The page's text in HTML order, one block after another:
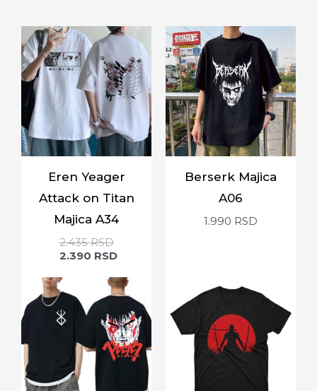
Eren Yeager
Attack on Titan
Majica A34
2.435RSD
2.390 RSD
Berserk Majica
A06
1.990 RSD